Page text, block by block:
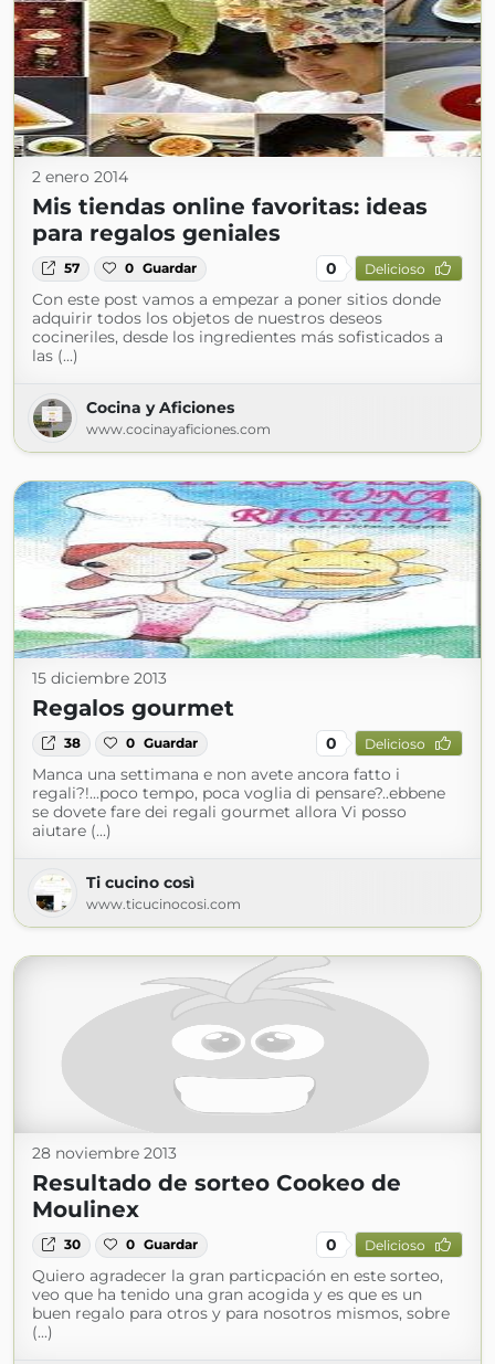
2 enero 2014
Mis tiendas online favoritas: ideas
para regalos geniales
57 0 Guardar 0 Delicioso
Con este post vamos a empezar a poner sitios donde
adquirir todos los objetos de nuestros deseos
cocineriles, desde los ingredientes más sofisticados a
las (...)
Cocina y Aficiones
www.cocinayaficiones.com
15 diciembre 2013
Regalos gourmet
38 0 Guardar 0 Delicioso
Manca una settimana e non avete ancora fatto i
regali?!...poco tempo, poca voglia di pensare?..ebbene
se dovete fare dei regali gourmet allora Vi posso
aiutare (...)
Ti cucino così
www.ticucinocosi.com
28 noviembre 2013
Resultado de sorteo Cookeo de
Moulinex
30 0 Guardar 0 Delicioso
Quiero agradecer la gran particpación en este sorteo,
veo que ha tenido una gran acogida y es que es un
buen regalo para otros y para nosotros mismos, sobre
(...)